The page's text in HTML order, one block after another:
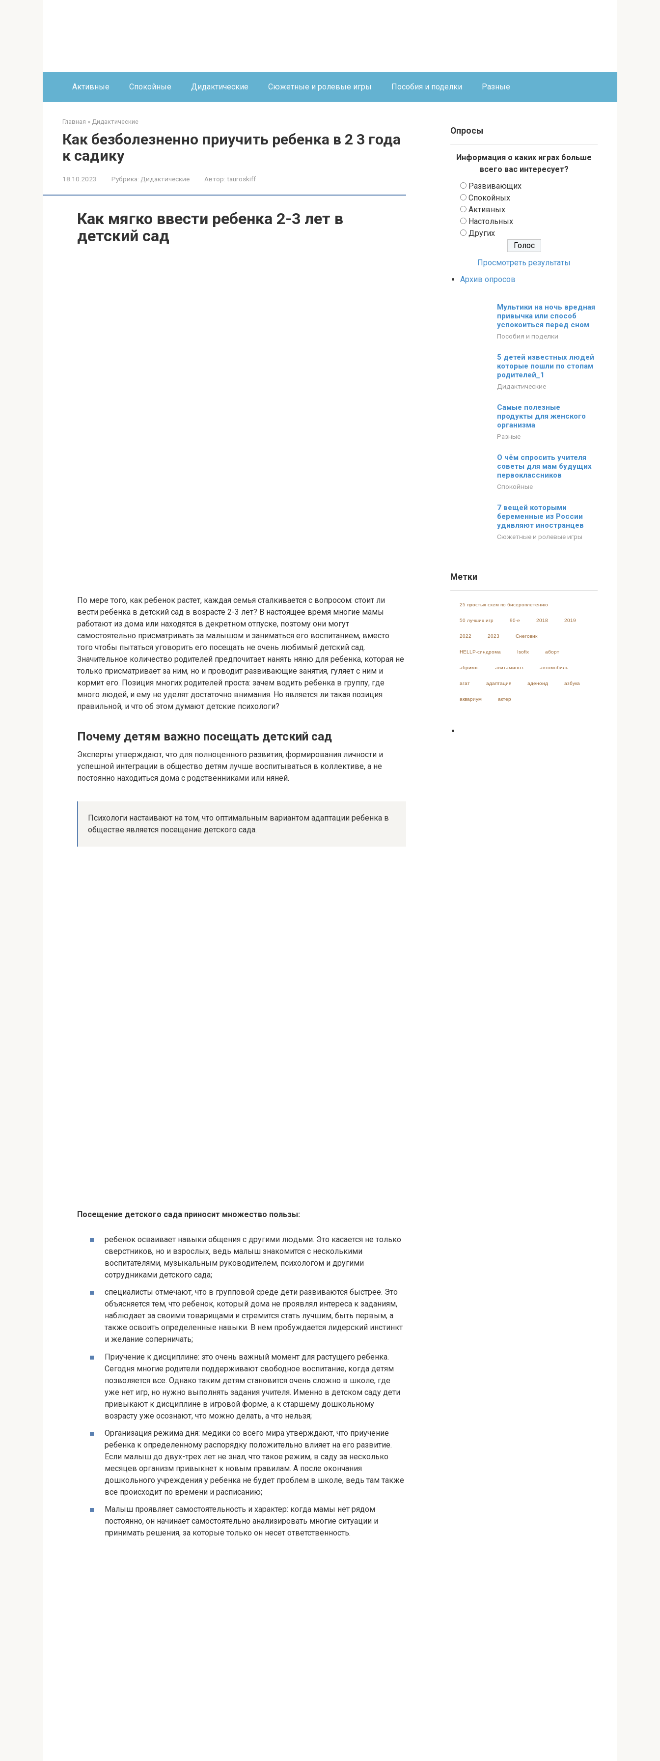
Активные Спокойные Дидактические Сюжетные и ролевые игры Пособия и поделки Разные
Главная » Дидактические
Как безболезненно приучить ребенка в 2 3 года
к садику
18.10.2023 Рубрика: Дидактические Автор: tauroskiff
Как мягко ввести ребенка 2-3 лет в
детский сад
По мере того, как ребенок растет, каждая семья сталкивается с вопросом: стоит ли
вести ребенка в детский сад в возрасте 2-3 лет? В настоящее время многие мамы
работают из дома или находятся в декретном отпуске, поэтому они могут
самостоятельно присматривать за малышом и заниматься его воспитанием, вместо
того чтобы пытаться уговорить его посещать не очень любимый детский сад.
Значительное количество родителей предпочитает нанять няню для ребенка, которая не
только присматривает за ним, но и проводит развивающие занятия, гуляет с ним и
кормит его. Позиция многих родителей проста: зачем водить ребенка в группу, где
много людей, и ему не уделят достаточно внимания. Но является ли такая позиция
правильной, и что об этом думают детские психологи?
Почему детям важно посещать детский сад
Эксперты утверждают, что для полноценного развития, формирования личности и
успешной интеграции в общество детям лучше воспитываться в коллективе, а не
постоянно находиться дома с родственниками или няней.
Психологи настаивают на том, что оптимальным вариантом адаптации ребенка в
обществе является посещение детского сада.
Посещение детского сада приносит множество пользы:
ребенок осваивает навыки общения с другими людьми. Это касается не только
сверстников, но и взрослых, ведь малыш знакомится с несколькими
воспитателями, музыкальным руководителем, психологом и другими
сотрудниками детского сада;
специалисты отмечают, что в групповой среде дети развиваются быстрее. Это
объясняется тем, что ребенок, который дома не проявлял интереса к заданиям,
наблюдает за своими товарищами и стремится стать лучшим, быть первым, а
также освоить определенные навыки. В нем пробуждается лидерский инстинкт
и желание соперничать;
Приучение к дисциплине: это очень важный момент для растущего ребенка.
Сегодня многие родители поддерживают свободное воспитание, когда детям
позволяется все. Однако таким детям становится очень сложно в школе, где
уже нет игр, но нужно выполнять задания учителя. Именно в детском саду дети
привыкают к дисциплине в игровой форме, а к старшему дошкольному
возрасту уже осознают, что можно делать, а что нельзя;
Организация режима дня: медики со всего мира утверждают, что приучение
ребенка к определенному распорядку положительно влияет на его развитие.
Если малыш до двух-трех лет не знал, что такое режим, в саду за несколько
месяцев организм привыкнет к новым правилам. А после окончания
дошкольного учреждения у ребенка не будет проблем в школе, ведь там также
все происходит по времени и расписанию;
Малыш проявляет самостоятельность и характер: когда мамы нет рядом
постоянно, он начинает самостоятельно анализировать многие ситуации и
принимать решения, за которые только он несет ответственность.
Опросы
Информация о каких играх больше
всего вас интересует?
Развивающих
Спокойных
Активных
Настольных
Других
Просмотреть результаты
Архив опросов
Мультики на ночь вредная
привычка или способ
успокоиться перед сном
Пособия и поделки
5 детей известных людей
которые пошли по стопам
родителей_1
Дидактические
Самые полезные
продукты для женского
организма
Разные
О чём спросить учителя
советы для мам будущих
первоклассников
Спокойные
7 вещей которыми
беременные из России
удивляют иностранцев
Сюжетные и ролевые игры
Метки
25 простых схем по бисероплетению
50 лучших игр 90-е 2018 2019
2022 2023 Cнеговик
HELLP-синдрома Isofix аборт
абрикос авитаминоз автомобиль
агат адаптация аденоид азбука
аквариум актер